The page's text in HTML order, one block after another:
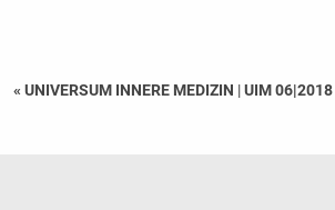
« UNIVERSUM INNERE MEDIZIN |UIM 06|2018